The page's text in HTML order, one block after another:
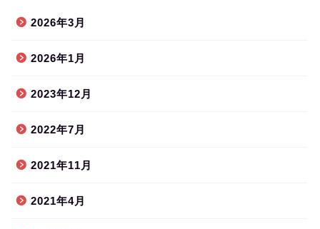
2026年3月
2026年1月
2023年12月
2022年7月
2021年11月
2021年4月